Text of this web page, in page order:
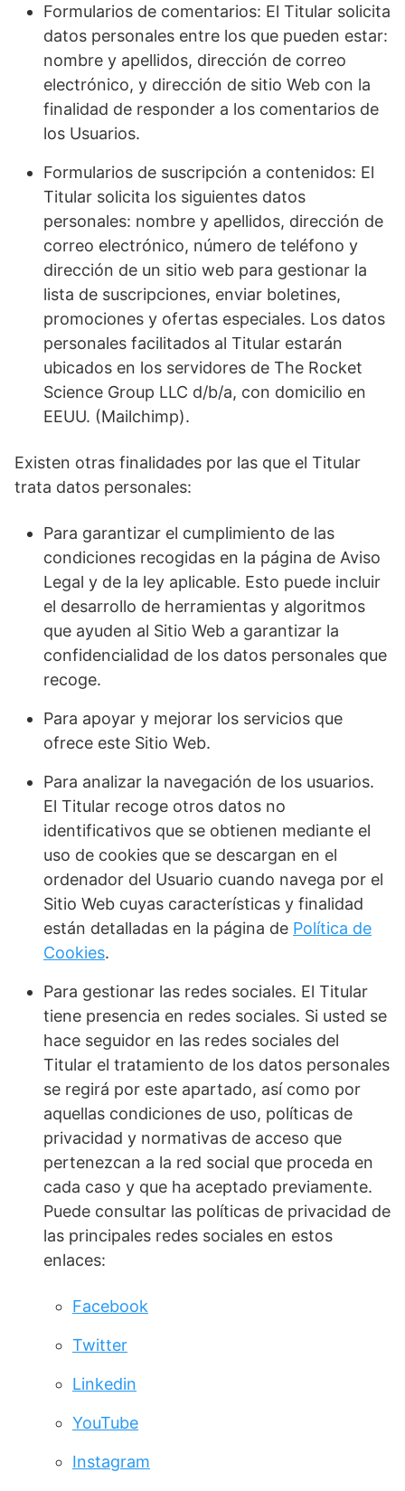
Formularios de comentarios: El Titular solicita
datos personales entre los que pueden estar:
nombre y apellidos, dirección de correo
electrónico, y dirección de sitio Web con la
finalidad de responder a los comentarios de
los Usuarios.
Formularios de suscripción a contenidos: El
Titular solicita los siguientes datos
personales: nombre y apellidos, dirección de
correo electrónico, número de teléfono y
dirección de un sitio web para gestionar la
lista de suscripciones, enviar boletines,
promociones y ofertas especiales. Los datos
personales facilitados al Titular estarán
ubicados en los servidores de The Rocket
Science Group LLC d/b/a, con domicilio en
EEUU. (Mailchimp).
Existen otras finalidades por las que el Titular
trata datos personales:
Para garantizar el cumplimiento de las
condiciones recogidas en la página de Aviso
Legal y de la ley aplicable. Esto puede incluir
el desarrollo de herramientas y algoritmos
que ayuden al Sitio Web a garantizar la
confidencialidad de los datos personales que
recoge.
Para apoyar y mejorar los servicios que
ofrece este Sitio Web.
Para analizar la navegación de los usuarios.
El Titular recoge otros datos no
identificativos que se obtienen mediante el
uso de cookies que se descargan en el
ordenador del Usuario cuando navega por el
Sitio Web cuyas características y finalidad
están detalladas en la página de Política de
Cookies.
Para gestionar las redes sociales. El Titular
tiene presencia en redes sociales. Si usted se
hace seguidor en las redes sociales del
Titular el tratamiento de los datos personales
se regirá por este apartado, así como por
aquellas condiciones de uso, políticas de
privacidad y normativas de acceso que
pertenezcan a la red social que proceda en
cada caso y que ha aceptado previamente.
Puede consultar las políticas de privacidad de
las principales redes sociales en estos
enlaces:
Facebook
Twitter
Linkedin
YouTube
Instagram